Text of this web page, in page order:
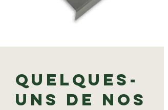
Quelques-
uns de nos